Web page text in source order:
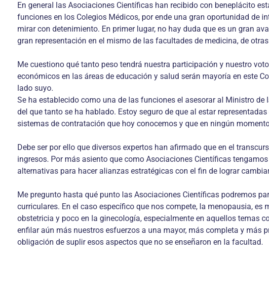
En general las Asociaciones Científicas han recibido con beneplácito
funciones en los Colegios Médicos, por ende una gran oportunidad de
mirar con detenimiento. En primer lugar, no hay duda que es un gran
gran representación en el mismo de las facultades de medicina, de
Me cuestiono qué tanto peso tendrá nuestra participación y nuestro
económicos en las áreas de educación y salud serán mayoría en este
lado suyo.
Se ha establecido como una de las funciones el asesorar al Ministro
del que tanto se ha hablado. Estoy seguro de que al estar
sistemas de contratación que hoy conocemos y que en ningún
Debe ser por ello que diversos expertos han afirmado que en el
ingresos. Por más asiento que como Asociaciones Científicas
alternativas para hacer alianzas estratégicas con el fin de lograr
Me pregunto hasta qué punto las Asociaciones Científicas podremos
curriculares. En el caso específico que nos compete, la menopausia,
obstetricia y poco en la ginecología, especialmente en aquellos temas
enfilar aún más nuestros esfuerzos a una mayor, más completa y
obligación de suplir esos aspectos que no se enseñaron en la facultad.